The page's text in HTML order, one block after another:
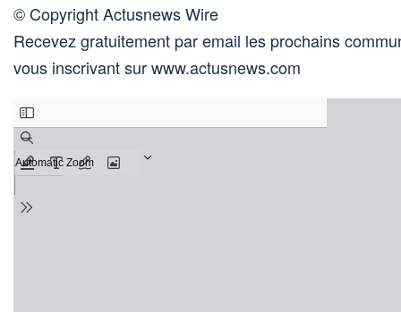
© Copyright Actusnews Wire
Recevez gratuitement par email les prochains
vous inscrivant sur www.actusnews.com